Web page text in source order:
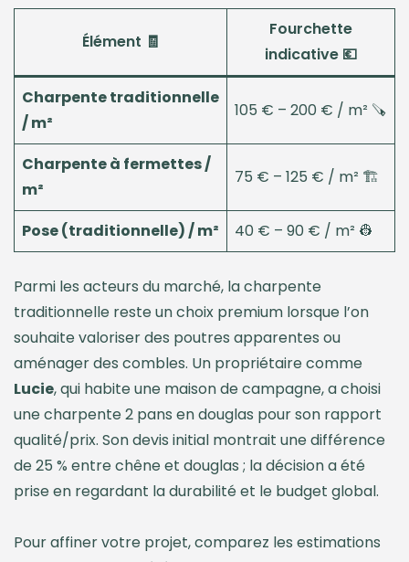
Élément 🧾
Fourchette
indicative 💶
Charpente traditionnelle
/ m²
105 € – 200 € / m² 🪚
Charpente à fermettes /
m²
75 € – 125 € / m² 🏗️
Pose (traditionnelle) / m² 40 € – 90 € / m² 👷
Parmi les acteurs du marché, la charpente
traditionnelle reste un choix premium lorsque l’on
souhaite valoriser des poutres apparentes ou
aménager des combles. Un propriétaire comme
Lucie, qui habite une maison de campagne, a choisi
une charpente 2 pans en douglas pour son rapport
qualité/prix. Son devis initial montrait une différence
de 25 % entre chêne et douglas ; la décision a été
prise en regardant la durabilité et le budget global.
Pour affiner votre projet, comparez les estimations